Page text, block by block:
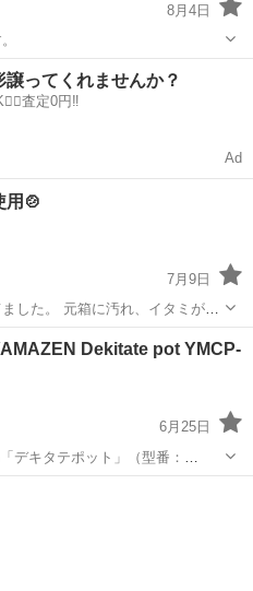
8月4日
チン家電 NEKO
譲ってくれませんか？
査定0円‼️
Ad
🍲
7月9日
した。 元箱に汚れ、イタミが有
、説明書になります。ヘラは付
お考え下さい。 煮る、焼
Dekitate pot YMCP-
6月25日
デキタテポット」（型番：